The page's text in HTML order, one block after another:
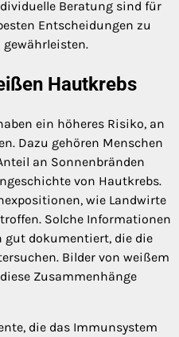
Beratung sind für
Entscheidungen zu
Hautkrebs
ein höheres Risiko, an
Dazu gehören Menschen
an Sonnenbränden
von Hautkrebs.
wie Landwirte
Solche Informationen
dokumentiert, die die
Bilder von weißem
Zusammenhänge
die das Immunsystem